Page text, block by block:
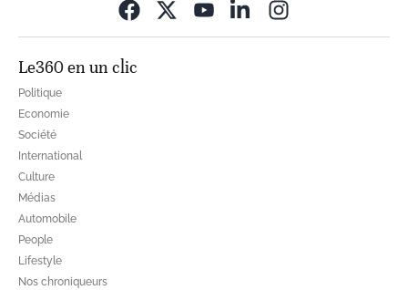
Le360 en un clic
Politique
Economie
Société
International
Culture
Médias
Automobile
People
Lifestyle
Nos chroniqueurs